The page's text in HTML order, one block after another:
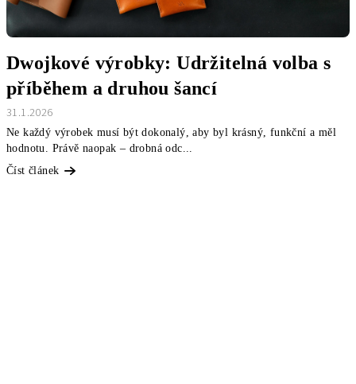
Dwojkové výrobky: Udržitelná volba s
příběhem a druhou šancí
31.1.2026
Ne každý výrobek musí být dokonalý, aby byl krásný, funkční a měl
hodnotu. Právě naopak – drobná odc...
Číst článek